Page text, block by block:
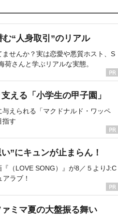
“人身取引”のリアル
ませんか？実は恋愛や悪質ホスト、S
さんと学ぶリアルな実態。
える「小学生の甲子園」
えられる「マクドナルド・ワッペ
指す
”にキュンが止まらん！
（LOVE SONG）』が8／５よりJ:C
ラブ！
ミマ夏の大盤振る舞い